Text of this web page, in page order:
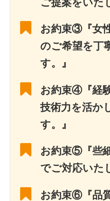
お約束③『女
のご希望を丁
す。』
お約束④『経
技術力を活か
す。』
お約束⑤『些
でご対応いた
お約束⑥『品